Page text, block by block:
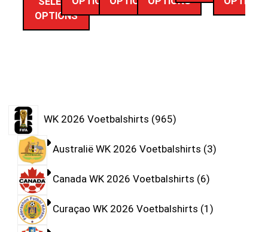
OPTIONS
WK 2026 Voetbalshirts 965
Australië WK 2026 Voetbalshirts 3
Canada WK 2026 Voetbalshirts 6
Curaçao WK 2026 Voetbalshirts 1